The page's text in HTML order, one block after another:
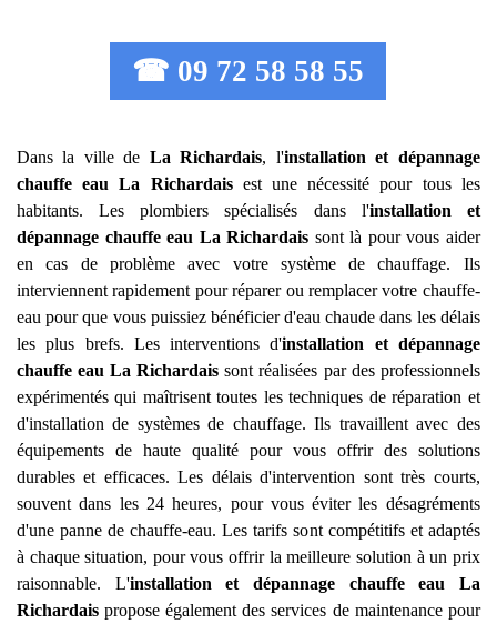
☎ 09 72 58 58 55
Dans la ville de La Richardais, l'installation et dépannage
chauffe eau
La Richardaisest une nécessité pour tous les
habitants. Les plombiers spécialisés dans l'installation et
dépannage chauffe eau La Richardais sont là pour vous aider
en cas de problème avec votre système de chauffage. Ils
interviennent rapidement pour réparer ou remplacer votre chauffe-
eau pour que vous puissiez bénéficier d'eau chaude dans les délais
les plus brefs. Les interventions d'installation et dépannage
chauffe eau La Richardais sont réalisées par des professionnels
expérimentés qui maîtrisent toutes les techniques de réparation et
d'installation de systèmes de chauffage. Ils travaillent avec des
équipements de haute qualité pour vous offrir des solutions
durables et efficaces. Les délais d'intervention sont très courts,
souvent dans les 24 heures, pour vous éviter les désagréments
d'une panne de chauffe-eau. Les tarifs sont compétitifs et adaptés
à chaque situation, pour vous offrir la meilleure solution à un prix
raisonnable. L'installation et dépannage chauffe eau
La
Richardais propose également des services de maintenance pour